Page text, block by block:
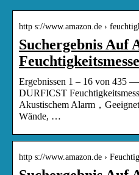
http s://www.amazon.de ›
Suchergebnis Auf
Ergebnissen 1 – 16 von 435 —
DURFICST
Akustischem Alarm，
Wände, …
http s://www.amazon.de ›